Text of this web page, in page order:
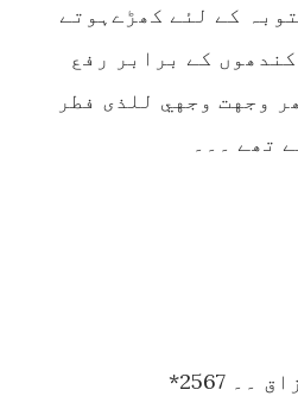
کے لئے کھڑےہوتے
کے برابر رفع
وجهت وجهي للذی فطر
تھے ۔۔۔
2567*